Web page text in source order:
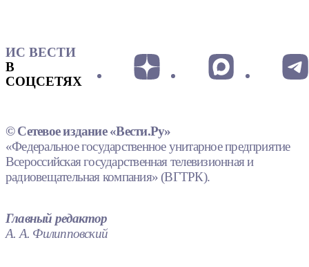
ИС ВЕСТИ
В
СОЦСЕТЯХ
© Сетевое издание «Вести.Ру»
«Федеральное государственное унитарное предприятие
Всероссийская государственная телевизионная и
радиовещательная компания» (ВГТРК).
Главный редактор
А. А. Филипповский